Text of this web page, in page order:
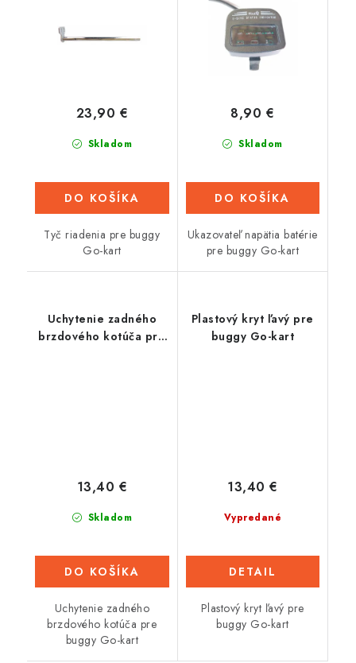
Skladom
23,90 €
DO KOŠÍKA
Tyč riadenia pre buggy
Go-kart
Skladom
8,90 €
DO KOŠÍKA
Ukazovateľ napätia batérie
pre buggy Go-kart
Uchytenie zadného
brzdového kotúča pre
Skladom
13,40 €
DO KOŠÍKA
Uchytenie zadného
brzdového kotúča pre
buggy Go-kart
Plastový kryt ľavý pre
buggy Go-kart
Vypredané
13,40 €
DETAIL
Plastový kryt ľavý pre
buggy Go-kart